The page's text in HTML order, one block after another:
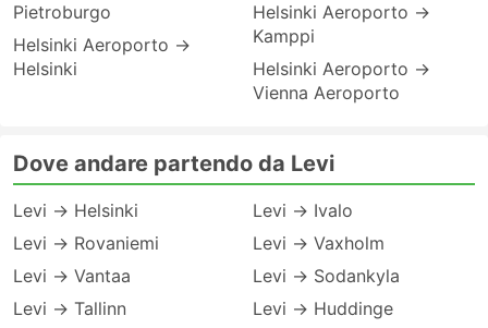
Pietroburgo
Helsinki Aeroporto →
Helsinki
Helsinki Aeroporto →
Kamppi
Helsinki Aeroporto →
Vienna Aeroporto
Dove andare partendo da Levi
Levi → Helsinki
Levi → Rovaniemi
Levi → Vantaa
Levi → Tallinn
Levi → Ivalo
Levi → Vaxholm
Levi → Sodankyla
Levi → Huddinge